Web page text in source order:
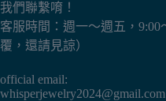
我們聯繫唷！
客服時間：週一～週五，9:00
覆，還請見諒）
official email:
whisperjewelry2024@gmail.com